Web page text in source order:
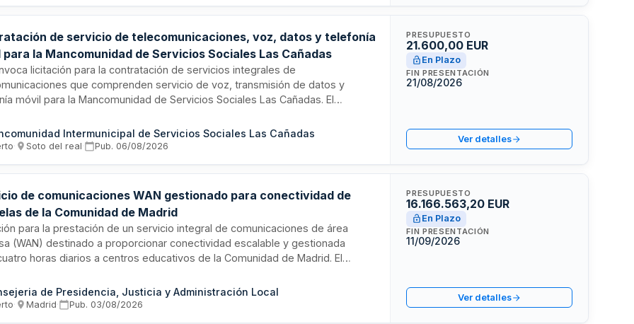
municipales durante toda la vigencia del acuerdo.
de servicio de telecomunicaciones, voz, datos y telefonía
para la Mancomunidad de Servicios Sociales Las Cañadas
licitación para la contratación de servicios integrales de
que comprenden servicio de voz, transmisión de datos y
móvil para la Mancomunidad de Servicios Sociales Las Cañadas. El
adicionales en modalidad de doce meses cada una. Los servicios se
conforme a las características técnicas especificadas en el Pliego de
a la ejecución del contrato.
Intermunicipal de Servicios Sociales Las Cañadas
· Soto del real· Pub. 06/08/2026
PRESUPUESTO
21.600,00 EUR
En Plazo
FIN PRESENTACIÓN
21/08/2026
Ver detalles
de comunicaciones WAN gestionado para conectividad de
de la Comunidad de Madrid
para la prestación de un servicio integral de comunicaciones de área
(WAN) destinado a proporcionar conectividad escalable y gestionada
horas diarios a centros educativos de la Comunidad de Madrid. El
hardware y software, así como todas las actividades de ingeniería,
y puesta en marcha necesarias para garantizar continuidad operativa
de Presidencia, Justicia y Administración Local
· Madrid· Pub. 03/08/2026
PRESUPUESTO
16.166.563,20 EUR
En Plazo
FIN PRESENTACIÓN
11/09/2026
Ver detalles